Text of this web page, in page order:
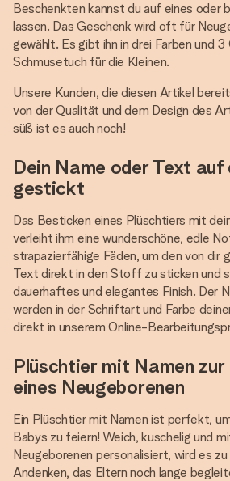
Beschenkten kannst du auf eines oder
lassen. Das Geschenk wird oft für
gewählt. Es gibt ihn in drei Farben und 3
Schmusetuch für die Kleinen.
Unsere Kunden, die diesen Artikel
von der Qualität und dem Design des
süß ist es auch noch!
Dein Name oder Text
gestickt
Das Besticken eines Plüschtiers mit
verleiht ihm eine wunderschöne, edle
strapazierfähige Fäden, um den von dir
Text direkt in den Stoff zu sticken und
dauerhaftes und elegantes Finish. Der
werden in der Schriftart und Farbe
direkt in unserem Online-
Plüschtier mit Namen zur
eines Neugeborenen
Ein Plüschtier mit Namen ist perfekt,
Babys zu feiern! Weich, kuschelig und
Neugeborenen personalisiert, wird es
Andenken, das Eltern noch lange